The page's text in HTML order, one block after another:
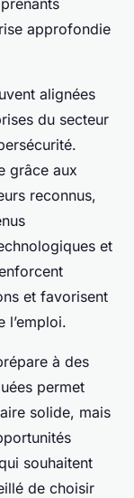
approfondie
alignées
du secteur
grâce aux
reconnus,
et
et favorisent
l’emploi.
à des
permet
solide, mais
souhaitent
de choisir